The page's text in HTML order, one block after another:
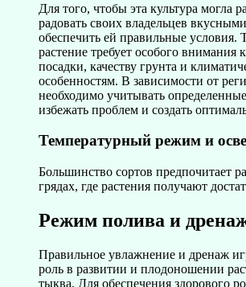
Для того, чтобы эта культура могла
радовать своих владельцев
обеспечить ей правильные условия.
растение требует особого внимания
посадки, качеству грунта и
особенностям. В зависимости от
необходимо учитывать
избежать проблем и создать
Температурный режим и
Большинство сортов предпочитает
грядах, где растения получают
Режим полива и
Правильное увлажнение и дренаж
роль в развитии и плодоношении
тыква. Для обеспечения здорового